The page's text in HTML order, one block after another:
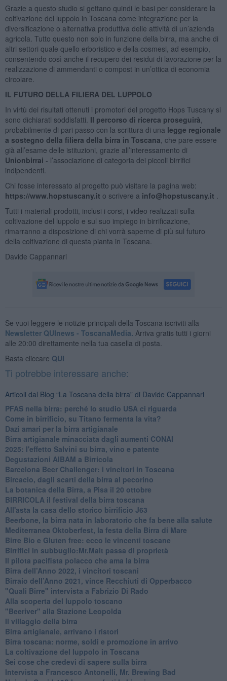
Grazie a questo studio si gettano quindi le basi per considerare la
coltivazione del luppolo in Toscana come integrazione per la
diversificazione o alternativa produttiva delle attività di un’azienda
agricola. Tutto questo non solo in funzione della birra, ma anche di
altri settori quale quello erboristico e della cosmesi, ad esempio,
consentendo così anche il recupero dei residui di lavorazione per la
realizzazione di ammendanti o compost in un’ottica di economia
circolare.
IL FUTURO DELLA FILIERA DEL LUPPOLO
In virtù dei risultati ottenuti i promotori del progetto Hops Tuscany si
sono dichiarati soddisfatti. Il percorso di ricerca proseguirà
probabilmente di pari passo con la scrittura di una legge regionale
a sostegno della filiera della birra in Toscana , che pare essere
già all’esame delle istituzioni, grazie all’interessamento di
Unionbirrai - l’associazione di categoria dei piccoli birrifici
indipendenti.
Chi fosse interessato al progetto può visitare la pagina web:
https://www.hopstuscany.it o scrivere a info@hopstuscany.it
Tutti i materiali prodotti, inclusi i corsi, i video realizzati sulla
coltivazione del luppolo e sul suo impiego in birrificazione,
rimarranno a disposizione di chi vorrà saperne di più sul futuro
della coltivazione di questa pianta in Toscana.
Davide Cappannari
Se vuoi leggere le notizie principali della Toscana iscriviti alla
Newsletter QUInews - ToscanaMedia. Arriva gratis tutti i giorni
alle 20:00 direttamente nella tua casella di posta.
Basta cliccare QUI
Ti potrebbe interessare anche:
Articoli dal Blog “La Toscana della birra” di Davide Cappannari
​PFAS nella birra: perché lo studio USA ci riguarda
​Come in birrificio, su Titano fermenta la vita?
Dazi amari per la birra artigianale
​Birra artigianale minacciata dagli aumenti CONAI
​2025: l'effetto Salvini su birra, vino e patente
​Degustazioni AIBAM a Birricola
​Barcelona Beer Challenger: i vincitori in Toscana
Bircacio, dagli scarti della birra al pecorino
​La botanica della Birra, a Pisa il 20 ottobre
BIRRICOLA il festival della birra toscana
​All'asta la casa dello storico birrificio J63
Beerbone, la birra nata in laboratorio che fa bene alla salute
Mediterranea Oktoberfest, la festa della Birra di Mare
​Birre Bio e Gluten free: ecco le vincenti toscane
​Birrifici in subbuglio:Mr.Malt passa di proprietà
​Il pilota pacifista polacco che ama la birra
​Birra dell’Anno 2022, i vincitori toscani
Birraio dell’Anno 2021, vince Recchiuti di Opperbacco
"Quali Birre" intervista a Fabrizio Di Rado
​Alla scoperta del luppolo toscano
"Beeriver" alla Stazione Leopolda
Il villaggio della birra
Birra artigianale, arrivano i ristori
Birra toscana: norme, soldi e promozione in arrivo
La coltivazione del luppolo in Toscana
Sei cose che credevi di sapere sulla birra
Intervista a Francesco Antonelli, Mr. Brewing Bad